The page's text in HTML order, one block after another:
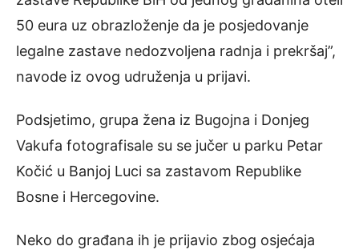
50 eura uz obrazloženje da je posjedovanje
legalne zastave nedozvoljena radnja i prekršaj”,
navode iz ovog udruženja u prijavi.
Podsjetimo, grupa žena iz Bugojna i Donjeg
Vakufa fotografisale su se jučer u parku Petar
Kočić u Banjoj Luci sa zastavom Republike
Bosne i Hercegovine.
Neko do građana ih je prijavio zbog osjećaja